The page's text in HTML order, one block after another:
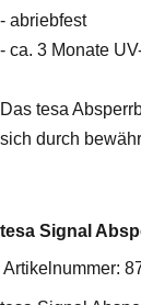
- abriebfest
- ca. 3 Monate
Das tesa
sich durch
tesa Signal
Artikelnummer: